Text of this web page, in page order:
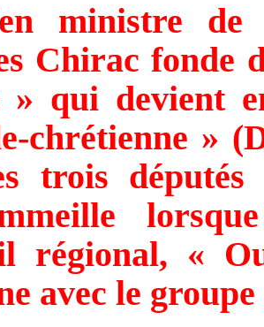
ministre de
Chirac fonde
» qui devient
chrétienne »
trois
régional, «
avec le